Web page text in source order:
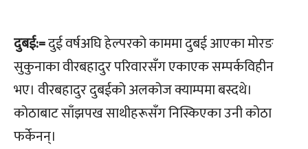
दुबई:=दुई वर्षअघि हेल्परको काममा दुबई आएका मोरङ
सुकुनाका वीरबहादुर परिवारसँग एकाएक सम्पर्कविहीन
भए। वीरबहादुर दुबईको अलकोज क्याम्पमा बस्दथे।
कोठाबाट साँझपख साथीहरूसँग निस्किएका उनी कोठा
फर्केनन्।